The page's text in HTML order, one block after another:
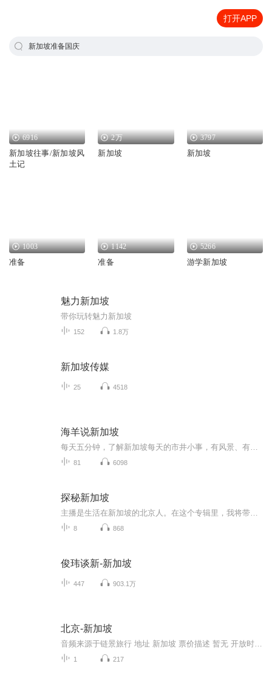
打开APP
新加坡准备国庆
6916
新加坡往事/新加坡风
土记
2万
新加坡
3797
新加坡
1003
准备
1142
准备
5266
游学新加坡
魅力新加坡
带你玩转魅力新加坡
152 1.8万
新加坡传媒
25 4518
海羊说新加坡
81 6098
探秘新加坡
8 868
俊玮谈新-新加坡
447 903.1万
北京-新加坡
1 217